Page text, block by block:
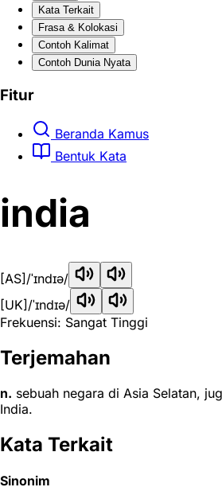
Kata Terkait
Frasa & Kolokasi
Contoh Kalimat
Contoh Dunia Nyata
Fitur
Beranda Kamus
Bentuk Kata
india
[AS] /ˈɪndɪə/
[UK] /ˈɪndɪə/
Frekuensi: Sangat Tinggi
Terjemahan
n. sebuah negara di Asia Selatan,
India.
Kata Terkait
Sinonim